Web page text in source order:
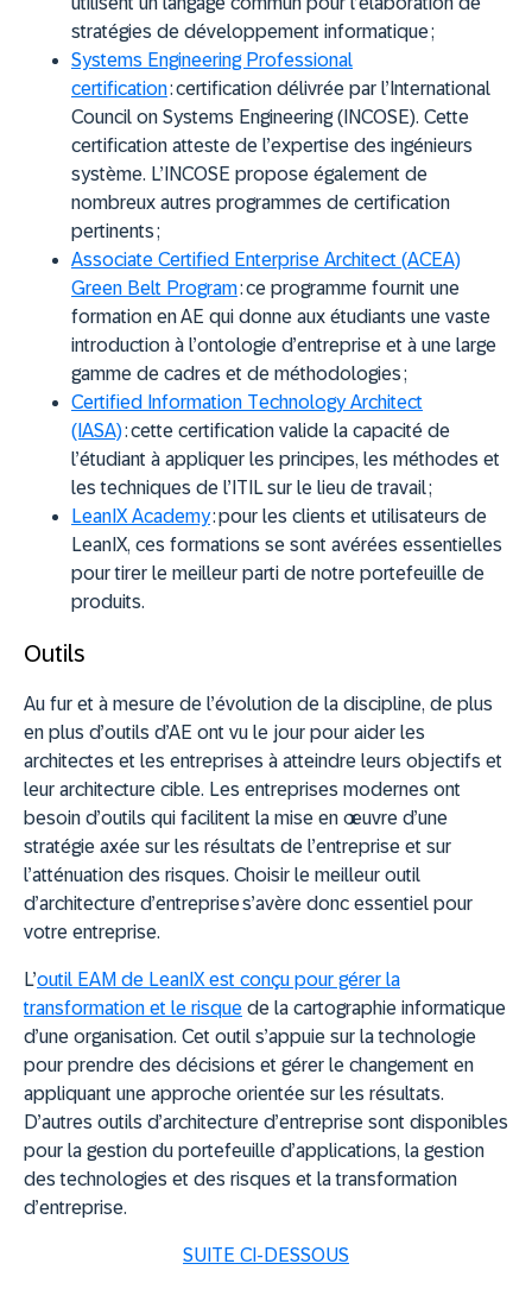
stratégies de développement informatique ;
Systems Engineering Professional
certification:certification délivrée par l’International
Council on Systems Engineering (INCOSE). Cette
certification atteste de l’expertise des ingénieurs
système. L’INCOSE propose également de
nombreux autres programmes de certification
pertinents ;
Associate Certified Enterprise Architect (ACEA)
Green Belt Program:ce programme fournit une
formation en AE qui donne aux étudiants une vaste
introduction à l’ontologie d’entreprise et à une large
gamme de cadres et de méthodologies ;
Certified Information Technology Architect
(IASA):cette certification valide la capacité de
l’étudiant à appliquer les principes, les méthodes et
les techniques de l’ITIL sur le lieu de travail ;
LeanIX Academy:pour les clients et utilisateurs de
LeanIX, ces formations se sont avérées essentielles
pour tirer le meilleur parti de notre portefeuille de
produits.
Outils
Au fur et à mesure de l’évolution de la discipline, de plus
en plus d’outils d’AE ont vu le jour pour aider les
architectes et les entreprises à atteindre leurs objectifs et
leur architecture cible. Les entreprises modernes ont
besoin d’outils qui facilitent la mise en œuvre d’une
stratégie axée sur les résultats de l’entreprise et sur
l’atténuation des risques. Choisir le meilleur outil
d’architecture d’entreprise s’avère donc essentiel pour
votre entreprise.
L’outil EAM de LeanIX est conçu pour gérer la
transformation et le risque de la cartographie informatique
d’une organisation. Cet outil s’appuie sur la technologie
pour prendre des décisions et gérer le changement en
appliquant une approche orientée sur les résultats.
D’autres outils d’architecture d’entreprise sont disponibles
pour la gestion du portefeuille d’applications, la gestion
des technologies et des risques et la transformation
d’entreprise.
SUITE CI-DESSOUS